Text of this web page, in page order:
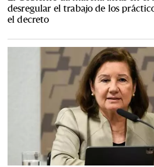
desregular el trabajo de los
el decreto